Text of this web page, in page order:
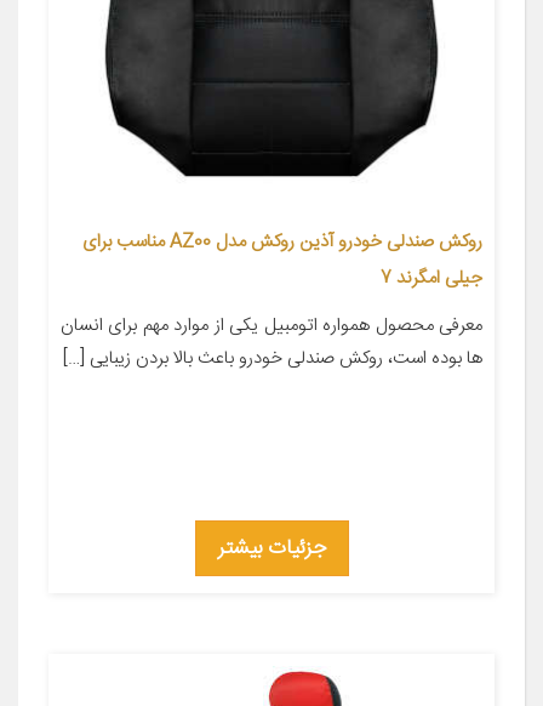
روکش صندلی خودرو آذین روکش مدل AZ00 مناسب برای
جیلی امگرند 7
معرفی محصول همواره اتومبیل یکی از موارد مهم برای انسان
ها بوده است، روکش صندلی خودرو باعث بالا بردن زیبایی […]
جزئیات بیشتر